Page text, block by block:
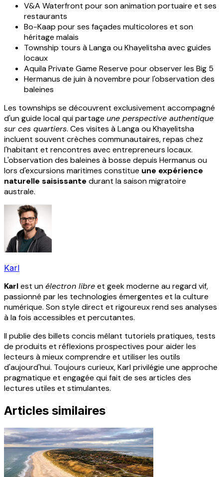
V&A Waterfront pour son animation portuaire et ses
restaurants
Bo-Kaap pour ses façades multicolores et son
héritage malais
Township tours à Langa ou Khayelitsha avec guides
locaux
Aquila Private Game Reserve pour observer les Big 5
Hermanus de juin à novembre pour l'observation des
baleines
Les townships se découvrent exclusivement accompagné
d'un guide local qui partage une perspective authentique
sur ces quartiers. Ces visites à Langa ou Khayelitsha
incluent souvent crèches communautaires, repas chez
l'habitant et rencontres avec entrepreneurs locaux.
L'observation des baleines à bosse depuis Hermanus ou
lors d'excursions maritimes constitue une expérience
naturelle saisissante durant la saison migratoire
australe.
Karl
Karlest unélectron libreet geek moderne au regard vif,
passionné par les technologies émergentes et la culture
numérique. Son style direct et rigoureux rend ses analyses
à la fois accessibles et percutantes.
Il publie des billets concis mêlant tutoriels pratiques, tests
de produits et réflexions prospectives pour aider les
lecteurs à mieux comprendre et utiliser les outils
d'aujourd'hui. Toujours curieux, Karl privilégie une approche
pragmatique et engagée qui fait de ses articles des
lectures utiles et stimulantes.
Articles similaires